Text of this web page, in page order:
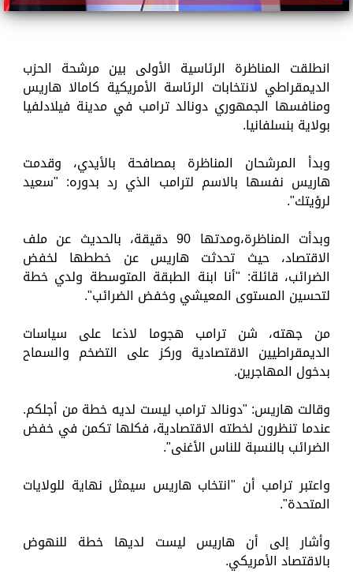
انطلقت المناظرة الرئاسية الأولى بين مرشحة الحزب
الديمقراطي لانتخابات الرئاسة الأمريكية كامالا هاريس
ومنافسها الجمهوري دونالد ترامب في مدينة فيلادلفيا
بولاية بنسلفانيا.
وبدأ المرشحان المناظرة بمصافحة بالأيدي، وقدمت
هاريس نفسها بالاسم لترامب الذي رد بدوره: "سعيد
لرؤيتك".
وبدأت المناظرة،ومدتها 90 دقيقة، بالحديث عن ملف
الاقتصاد، حيث تحدثت هاريس عن خططها لخفض
الضرائب، قائلة: "أنا ابنة الطبقة المتوسطة ولدي خطة
لتحسين المستوى المعيشي وخفض الضرائب".
من جهته، شن ترامب هجوما لاذعا على سياسات
الديمقراطيين الاقتصادية وركز على التضخم والسماح
بدخول المهاجرين.
وقالت هاريس: "دونالد ترامب ليست لديه خطة من أجلكم.
عندما تنظرون لخطته الاقتصادية، فكلها تكمن في خفض
الضرائب بالنسبة للناس الأغنى".
واعتبر ترامب أن "انتخاب هاريس سيمثل نهاية للولايات
المتحدة".
وأشار إلى أن هاريس ليست لديها خطة للنهوض
بالاقتصاد الأمريكي.